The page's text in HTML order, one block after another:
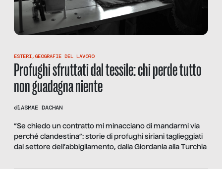
ESTERI,GEOGRAFIE DEL LAVORO
Profughi sfruttati dal tessile: chi perde tutto
non guadagna niente
diASMAE DACHAN
“Se chiedo un contratto mi minacciano di mandarmi via
perché clandestina”: storie di profughi siriani taglieggiati
dal settore dell’abbigliamento, dalla Giordania alla Turchia